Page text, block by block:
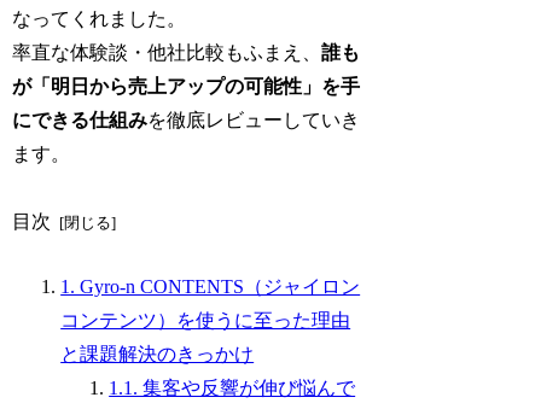
なってくれました。
率直な体験談・他社比較もふまえ、誰も
が「明日から売上アップの可能性」を手
にできる仕組みを徹底レビューしていき
ます。
目次
1. Gyro-n CONTENTS（ジャイロン
コンテンツ）を使うに至った理由
と課題解決のきっかけ
1.1. 集客や反響が伸び悩んで